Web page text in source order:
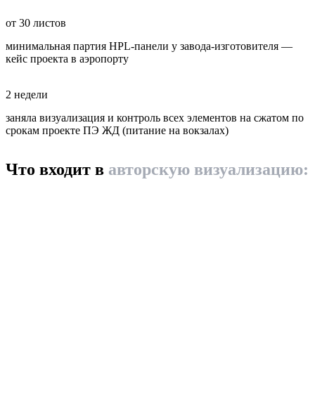
от 30 листов
минимальная партия HPL-панели у завода-изготовителя —
кейс проекта в аэропорту
2 недели
заняла визуализация и контроль всех элементов на сжатом по
срокам проекте ПЭ ЖД (питание на вокзалах)
Что входит в авторскую визуализацию: